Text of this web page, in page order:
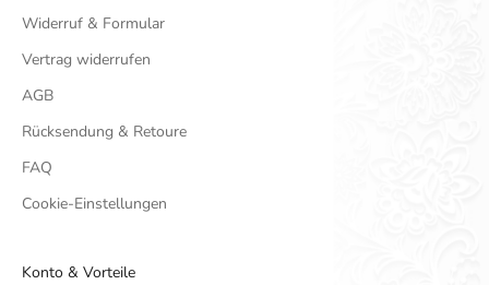
Widerruf & Formular
Vertrag widerrufen
AGB
Rücksendung & Retoure
FAQ
Cookie-Einstellungen
Konto & Vorteile